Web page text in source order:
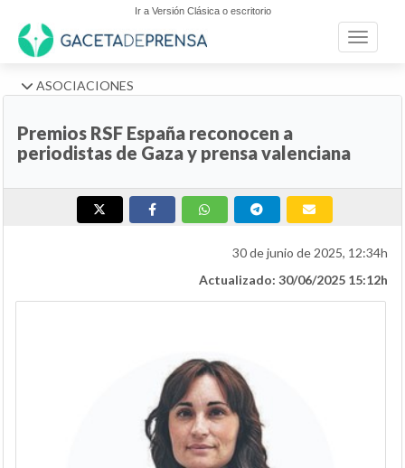
Ir a Versión Clásica o escritorio
Toggle
ASOCIACIONES
Premios RSF España reconocen a
periodistas de Gaza y prensa valenciana
30 de junio de 2025, 12:34h
Actualizado: 30/06/2025 15:12h